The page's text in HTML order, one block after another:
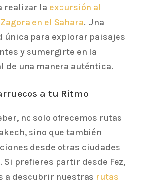
realizar la excursión al
en el Sahara. Una
única para explorar paisajes
y sumergirte en la
de una manera auténtica.
a tu Ritmo
no solo ofrecemos rutas
sino que también
desde otras ciudades
Si prefieres partir desde Fez,
a descubrir nuestras rutas